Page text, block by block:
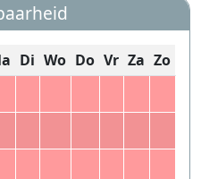
Di Wo Do Vr Za Zo